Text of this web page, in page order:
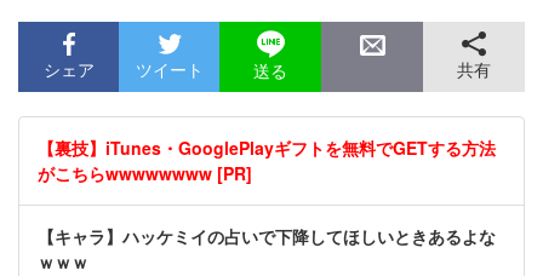
シェア ツイート 送る 共有
【裏技】iTunes・GooglePlayギフトを無料でGETする方法
がこちらwwwwwwww [PR]
【キャラ】ハッケミイの占いで下降してほしいときあるよな
ｗｗｗ